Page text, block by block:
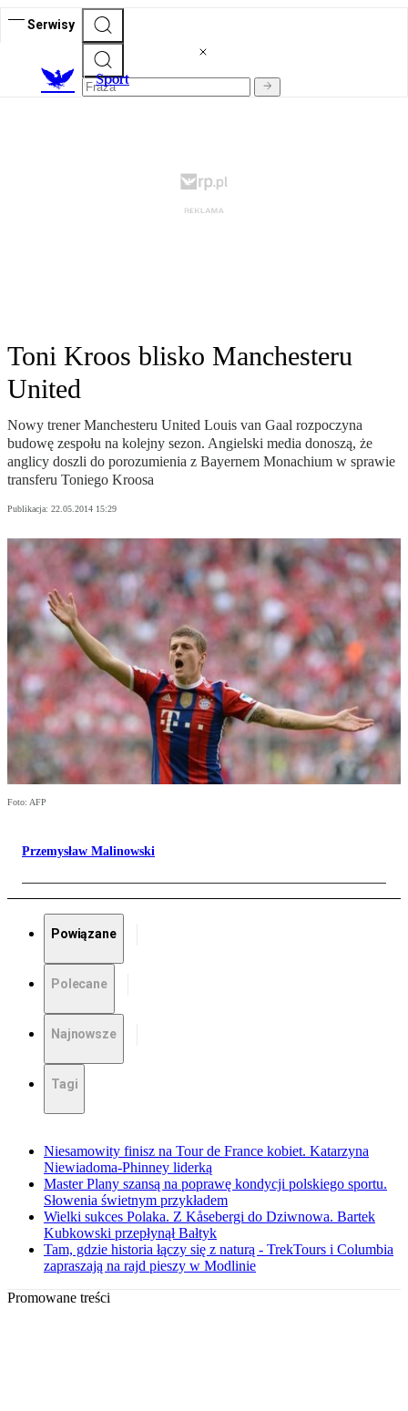
Serwisy
Sport
Toni Kroos blisko Manchesteru
United
Nowy trener Manchesteru United Louis van Gaal rozpoczyna
budowę zespołu na kolejny sezon. Angielski media donoszą, że
anglicy doszli do porozumienia z Bayernem Monachium w sprawie
transferu Toniego Kroosa
Publikacja: 22.05.2014 15:29
Foto: AFP
Przemysław Malinowski
Powiązane
Polecane
Najnowsze
Tagi
Niesamowity finisz na Tour de France kobiet. Katarzyna
Niewiadoma-Phinney liderką
Master Plany szansą na poprawę kondycji polskiego sportu.
Słowenia świetnym przykładem
Wielki sukces Polaka. Z Kåsebergi do Dziwnowa. Bartek
Kubkowski przepłynął Bałtyk
Tam, gdzie historia łączy się z naturą - TrekTours i Columbia
zapraszają na rajd pieszy w Modlinie
Promowane treści